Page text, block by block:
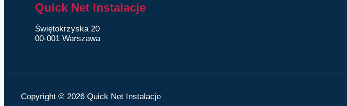
Quick Net Instalacje
Świętokrzyska 20
00-001 Warszawa
Copyright © 2026 Quick Net Instalacje